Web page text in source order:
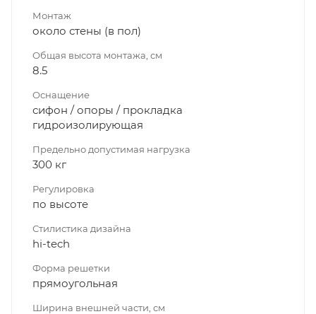
Монтаж
около стены (в пол)
Общая высота монтажа, см
8.5
Оснащение
сифон / опоры / прокладка
гидроизолирующая
Предельно допустимая нагрузка
300 кг
Регулировка
по высоте
Стилистика дизайна
hi-tech
Форма решетки
прямоугольная
Ширина внешней части, см